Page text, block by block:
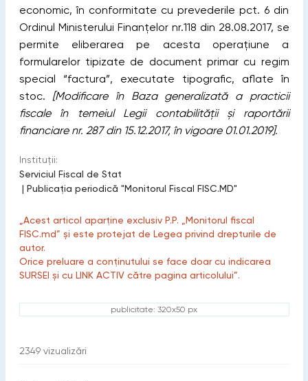
economic, în conformitate cu prevederile pct. 6 din
Ordinul Ministerului Finanțelor nr.118 din 28.08.2017, se
permite eliberarea pe acesta operațiune a
formularelor tipizate de document primar cu regim
special “factura”, executate tipografic, aflate în
stoc. [Modificare în Baza generalizată a practicii
fiscale în temeiul Legii contabilității și raportării
financiare nr. 287 din 15.12.2017, în vigoare 01.01.2019].
Instituții:
Serviciul Fiscal de Stat
| Publicaţia periodică "Monitorul Fiscal FISC.MD"
„Acest articol aparține exclusiv P.P. „Monitorul fiscal
FISC.md” și este protejat de Legea privind drepturile de
autor.
Orice preluare a conținutului se face doar cu indicarea
SURSEI și cu LINK ACTIV către pagina articolului”.
publicitate: 320x50 px
2349 vizualizări